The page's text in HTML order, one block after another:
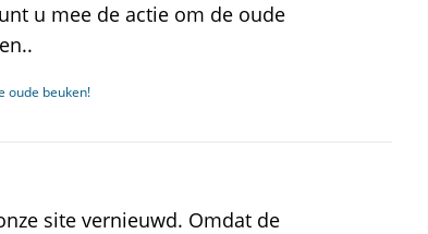
u mee de actie om de oude
oude beuken!
site vernieuwd. Omdat de